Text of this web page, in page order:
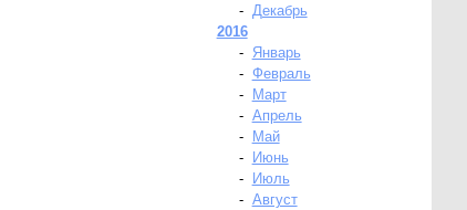
- Декабрь
2016
-
Январь
- Февраль
-
Март
- Апрель
-
Май
-
Июнь
-
Июль
- Август